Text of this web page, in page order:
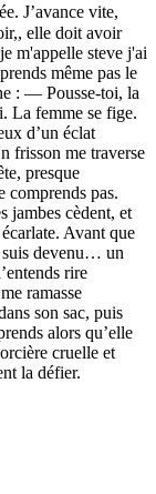
J’avance vite,
elle doit avoir
m'appelle steve j'ai
même pas le
: — Pousse-toi, la
La femme se fige.
d’un éclat
frisson me traverse
presque
comprends pas.
jambes cèdent, et
Avant que
suis devenu… un
rire
ramasse
son sac, puis
alors qu’elle
cruelle et
la défier.